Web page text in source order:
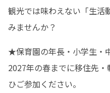
観光では味わえない「生活
みませんか？
★保育園の年長・小学生・
2027年の春までに移住先
ひご参加ください。